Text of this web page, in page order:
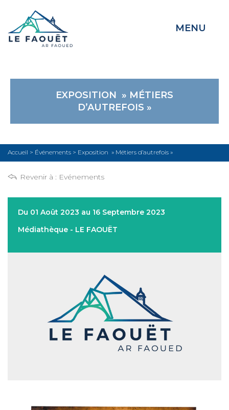
MENU
EXPOSITION » MÉTIERS
D’AUTREFOIS »
Accueil > Événements > Exposition » Métiers d’autrefois »
Revenir à : Evénements
Du 01 Août 2023 au 16 Septembre 2023
Médiathèque - LE FAOUËT